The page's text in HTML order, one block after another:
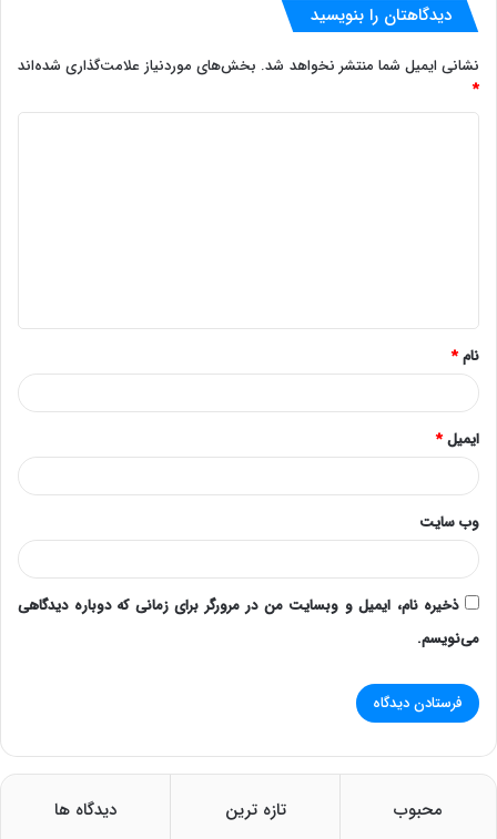
دیدگاهتان را بنویسید
نشانی ایمیل شما منتشر نخواهد شد. بخش‌های موردنیاز علامت‌گذاری شده‌اند
*
*
نام*
ایمیل*
وب‌ سایت
ذخیره نام، ایمیل و وبسایت من در مرورگر برای زمانی که دوباره دیدگاهی
می‌نویسم.
محبوب تازه ترین دیدگاه ها